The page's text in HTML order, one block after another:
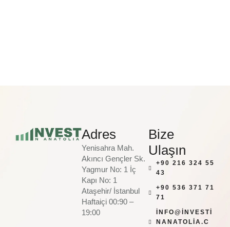
Adres
Yenisahra Mah.
Akıncı Gençler Sk.
Yagmur No: 1 İç
Kapı No: 1
Ataşehir/ İstanbul
Haftaiçi 00:90 –
19:00
Bize
Ulaşın
+90 216 324 55
43
+90 536 371 71
71
INFO@INVESTI
NANATOLIA.C